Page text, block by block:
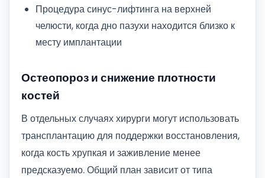
Процедура синус-лифтинга на верхней
челюсти, когда дно пазухи находится близко к
месту имплантации
Остеопороз и снижение плотности
костей
В отдельных случаях хирурги могут использовать
трансплантацию для поддержки восстановления,
когда кость хрупкая и заживление менее
предсказуемо. Общий план зависит от типа